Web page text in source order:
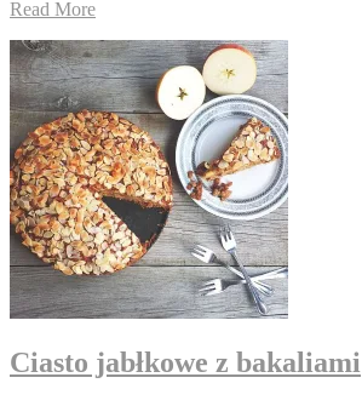
Read More
Ciasto jabłkowe z bakaliami